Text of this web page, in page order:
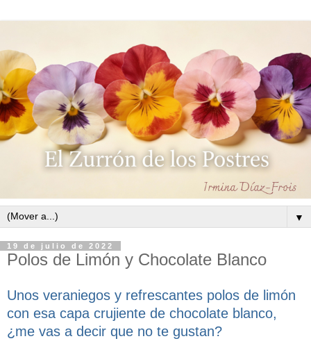
▼
19 de julio de 2022
Polos de Limón y Chocolate Blanco
Unos veraniegos y refrescantes polos de limón
con esa capa crujiente de chocolate blanco,
¿me vas a decir que no te gustan?